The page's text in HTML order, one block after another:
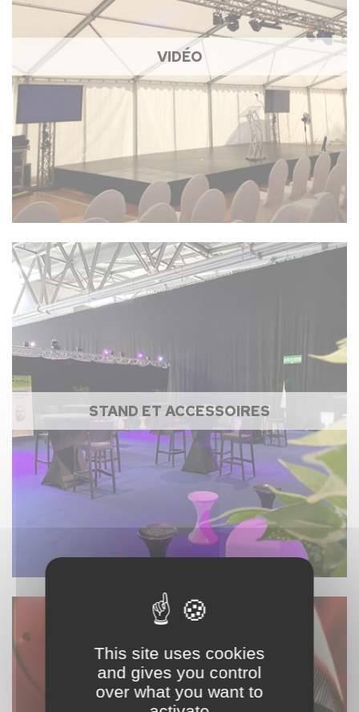
VIDÉO
STAND ET ACCESSOIRES
This site uses cookies
and gives you control
over what you want to